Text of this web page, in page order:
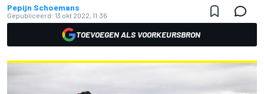
Pepijn Schoemans
Gepubliceerd: 13 okt 2022, 11:36
TOEVOEGEN ALS VOORKEURSBRON